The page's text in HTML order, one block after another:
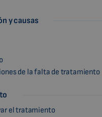
y causas
de la falta de tratamiento
el tratamiento